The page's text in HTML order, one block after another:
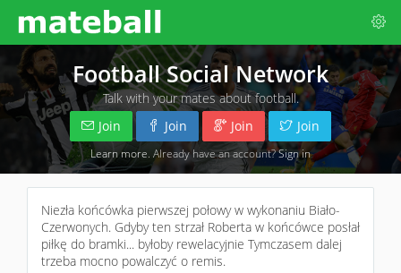
Football Social Network
Talk with your mates about football.
Join
Join Join Join
Learn more . Already have an account?Sign in
Niezła końcówka pierwszej połowy w wykonaniu Biało-
Czerwonych. Gdyby ten strzał Roberta w końcówce posłał
piłkę do bramki... byłoby rewelacyjnie Tymczasem dalej
trzeba mocno powalczyć o remis.